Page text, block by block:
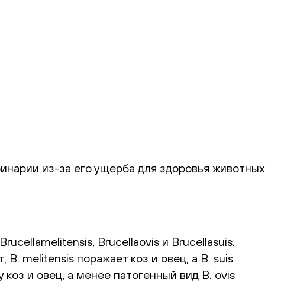
из-за его ущерба для здоровья животных
Brucellaovis и Brucellasuis.
melitensis поражает коз и овец, а B. suis
и овец, а менее патогенный вид B. ovis